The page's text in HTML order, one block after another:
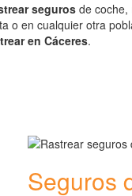
seguros de coche,
o en cualquier otra
en Cáceres.
Seguros